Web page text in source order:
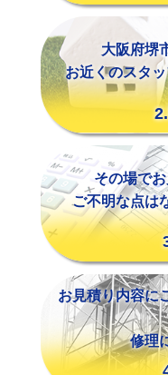
大阪府堺
お近くのスタ
その場で
ご不明な点は
お見積り内容に
修理